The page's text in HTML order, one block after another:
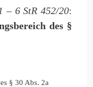
– 6 StR 452/20:
des §
§ 30 Abs. 2a